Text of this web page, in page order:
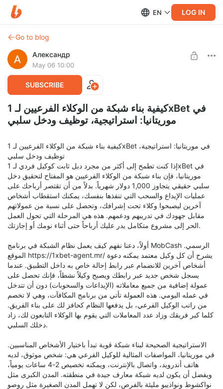
EN LOG IN
Go to blog
Александр
May 06 10:00
SUBSCRIBE
كيفية بناء شبكة من الوكلاء الفرعيين لـ 1xBet في
موريتانيا: استراتيجية، توظيف ودخل سلبي
كيفية بناء شبكة من الوكلاء الفرعيين لـ 1xBet في موريتانيا: استراتيجية،
توظيف ودخل سلبي
إذا كنت تطمح إلى أكثر من مجرد دبل ثابت كوكيل فردي لـ 1xBet في
موريتانيا، فإن بناء شبكة من الوكلاء الفرعيين هو المفتاح لتحقيق دخل
سلبي حقيقي يتجاوز 1,000 دولار شهرياً. بدلاً من أن تقتصر أرباحك على
عمليات الإيداع والسحب التي تنفذها بنفسك، يمكنك استقطاب أشخاص
آخرين ليصبحوا وكلاء تحت إشرافك، وتحصل على نسبة من عمولاتهم
مقابل جهودك في تدريبهم ودعمهم. هذه هي المرحلة التي تحول العمل
الحر إلى مشروع متكامل يدر عليك أرباحاً حتى أثناء نومك أو إجازتك.
أولاً، دعنا نفهم كيف يعمل نظام الشبكة في برنامج MobCash الرسمي.
الموقع https://1xbet-agent.mr/ يشرح أن كل وكيل معتمد يمكنه دعوة
أشخاص آخرين للانضمام عبر رابط إحالة خاص به داخل التطبيق. عندما
يسجل شخص جديد عبر رابطك ويصبح وكيلاً نشطاً، فإنك تحصل على
عمولة إضافية من جميع معاملاته (الإيداعات والسحوبات) دون أن تتدخل
في عمله اليومي. هذه العمولة تأتي من برنامج المكافآت، وهي لا تخصم
من راتب الوكيل الفرعي، بل يدفعها النظام كحافز لك على بناء الفريق.
كلما كبر فريقك وزاد عدد المعاملات التي يقوم بها الوكلاء التابعون لك، زاد
دخلك السلبي.
الاستراتيجية الصحيحة لبناء شبكة قوية تبدأ باختيار الأشخاص المناسبين.
في موريتانيا، المواصفات المثالية للوكيل الفرعي هي: شخص موثوق، لديه
هاتف أندرويد، واتصال بالإنترنت، ويمكنه تخصيص 2-4 ساعات يومياً،
ويفضل أن يكون لديه شبكة معارف جيدة في منطقته. المدن الكبرى مثل
نواكشوط ونواذيبو مليئة بالفرص، لكن لا تهمل المدن الصغيرة مثل روصو